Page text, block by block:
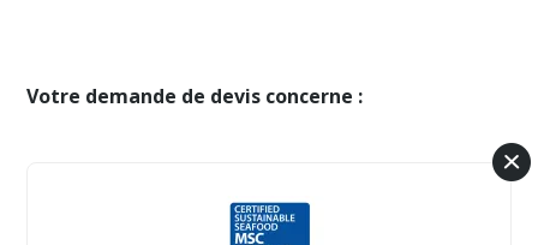
Votre demande de devis concerne :